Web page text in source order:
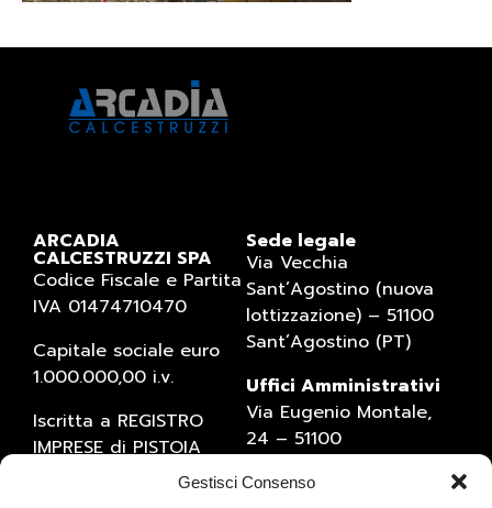
Gestisci Consenso
ARCADIA
CALCESTRUZZI SPA
Codice Fiscale e Partita
IVA 01474710470
Capitale sociale euro
1.000.000,00 i.v.
Iscritta a REGISTRO
IMPRESE di PISTOIA
(numero 01474710470)
Sede legale
Via Vecchia
Sant’Agostino (nuova
lottizzazione) – 51100
Sant’Agostino (PT)
Uffici Amministrativi
Via Eugenio Montale,
24 – 51100
Tel. 0573934769 – Fax